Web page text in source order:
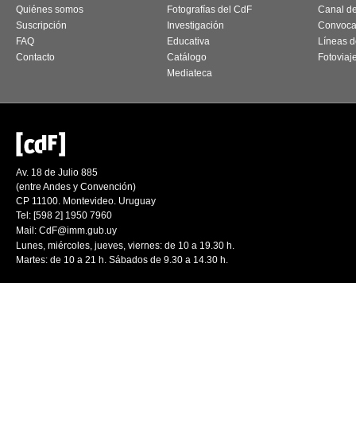
Quiénes somos
Suscripción
FAQ
Contacto
Fotografías del CdF
Investigación
Educativa
Catálogo
Mediateca
Canal
Líneas
Av. 18 de Julio 885
(entre Andes y Convención)
CP 11100. Montevideo. Uruguay
Tel: [598 2] 1950 7960
Mail: CdF@imm.gub.uy
Lunes, miércoles, jueves, viernes: de 10 a 19.30 h.
Martes: de 10 a 21 h. Sábados de 9.30 a 14.30 h.